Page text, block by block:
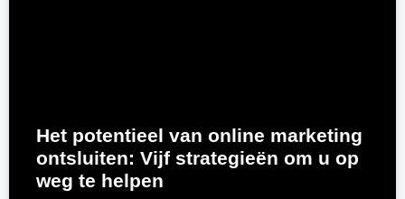
Het potentieel van online marketing
ontsluiten: Vijf strategieën om u op
weg te helpen